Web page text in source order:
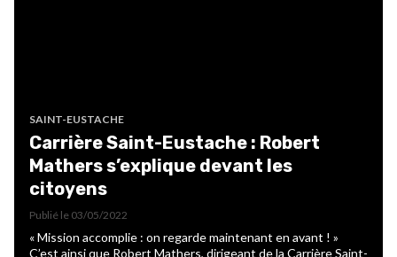
SAINT-EUSTACHE
Carrière Saint-Eustache : Robert
Mathers s’explique devant les
citoyens
Publié le 03/05/2022
« Mission accomplie : on regarde maintenant en avant ! »
C’est ainsi que Robert Mathers, dirigeant de la Carrière Saint-